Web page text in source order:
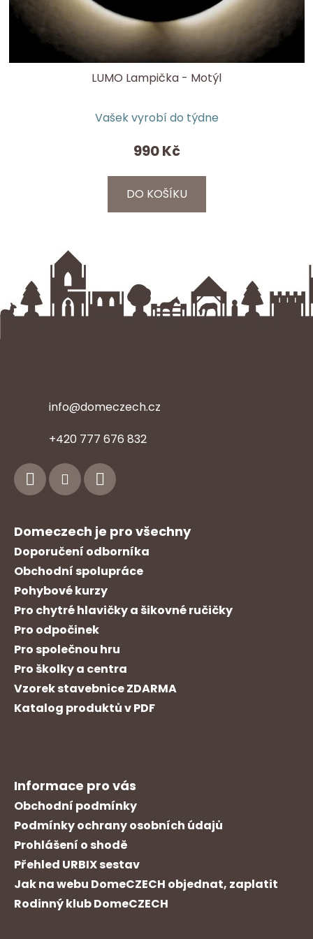
LUMO Lampička - Motýl
Vašek vyrobí do týdne
990 Kč
DO KOŠÍKU
info@domeczech.cz
+420 777 676 832
Domeczech je pro všechny
Doporučení odborníka
Obchodní spolupráce
Pohybové kurzy
Pro chytré hlavičky a šikovné ručičky
Pro odpočinek
Pro společnou hru
Pro školky a centra
Vzorek stavebnice ZDARMA
Katalog produktů v PDF
Informace pro vás
Obchodní podmínky
Podmínky ochrany osobních údajů
Prohlášení o shodě
Přehled URBIX sestav
Jak na webu DomeCZECH objednat, zaplatit
Rodinný klub DomeCZECH